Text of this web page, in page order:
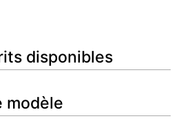
disponibles
modèle